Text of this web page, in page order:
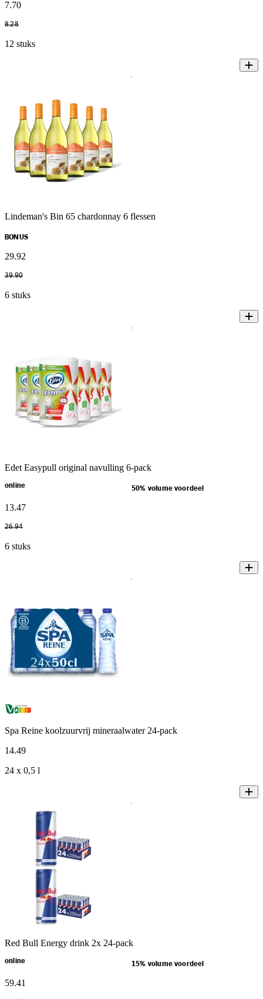
7.70
8.28
12 stuks
Lindeman's Bin 65 chardonnay 6 flessen
BONUS
29.92
39.90
6 stuks
Edet Easypull original navulling 6-pack
online 50% volume voordeel
13.47
26.94
6 stuks
Spa Reine koolzuurvrij mineraalwater 24-pack
14.49
24 x 0,5 l
Red Bull Energy drink 2x 24-pack
online 15% volume voordeel
59.41